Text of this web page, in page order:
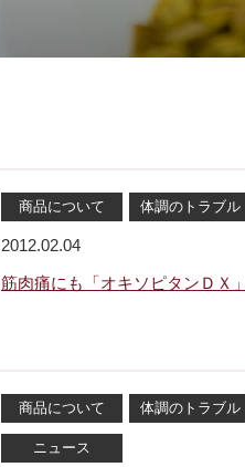
商品について 体調のトラブル
2012.02.04
筋肉痛にも「オキソピタンＤＸ」
商品について 体調のトラブル
ニュース